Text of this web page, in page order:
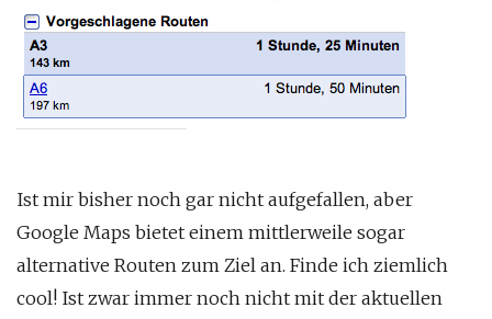
Ist mir bisher noch gar nicht aufgefallen, aber
Google Maps bietet einem mittlerweile sogar
alternative Routen zum Ziel an. Finde ich ziemlich
cool! Ist zwar immer noch nicht mit der aktuellen